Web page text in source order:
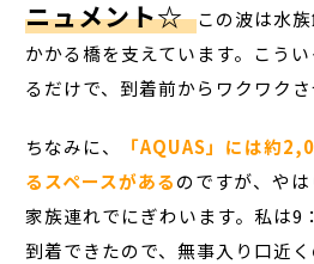
ニュメント☆ この波は水
かかる橋を支えています。こう
るだけで、到着前からワクワク
ちなみに、
「AQUAS」には約
るスペースがあるのですが、や
家族連れでにぎわいます。私は9
到着できたので、無事入り口近